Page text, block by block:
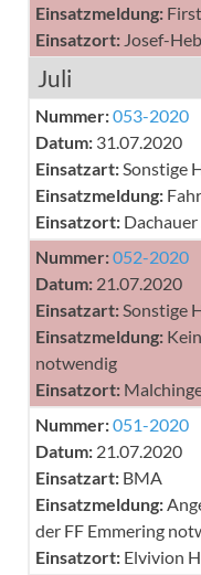
Einsatzmeldung:
Einsatzort: Josef-
Juli
Nummer:053-2020
Datum: 31.07.2020
Einsatzart: Sonstige
Einsatzmeldung:
Einsatzort:
Nummer:052-2020
Datum: 21.07.2020
Einsatzart: Sonstige
Einsatzmeldung:
notwendig
Einsatzort:
Nummer:051-2020
Datum: 21.07.2020
Einsatzart: BMA
Einsatzmeldung:
der FF Emmering
Einsatzort: Elvivion